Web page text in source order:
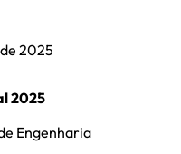
2025
2025
Engenharia